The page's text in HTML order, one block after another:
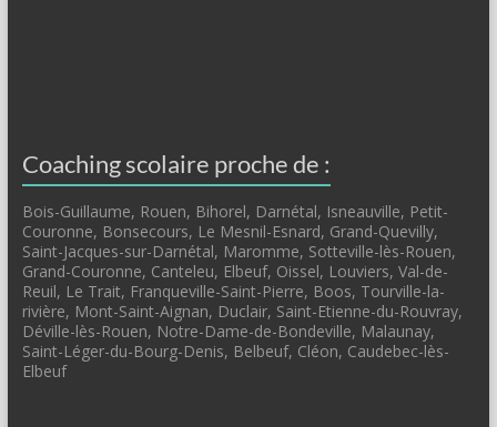
Coaching scolaire proche de :
Bois-Guillaume, Rouen, Bihorel, Darnétal, Isneauville, Petit-
Couronne, Bonsecours, Le Mesnil-Esnard, Grand-Quevilly,
Saint-Jacques-sur-Darnétal, Maromme, Sotteville-lès-Rouen,
Grand-Couronne, Canteleu, Elbeuf, Oissel, Louviers, Val-de-
Reuil, Le Trait, Franqueville-Saint-Pierre, Boos, Tourville-la-
rivière, Mont-Saint-Aignan, Duclair, Saint-Etienne-du-Rouvray,
Déville-lès-Rouen, Notre-Dame-de-Bondeville, Malaunay,
Saint-Léger-du-Bourg-Denis, Belbeuf, Cléon, Caudebec-lès-
Elbeuf